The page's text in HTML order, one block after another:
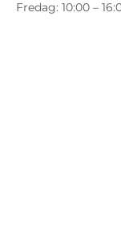
Fredag: 10:00 –